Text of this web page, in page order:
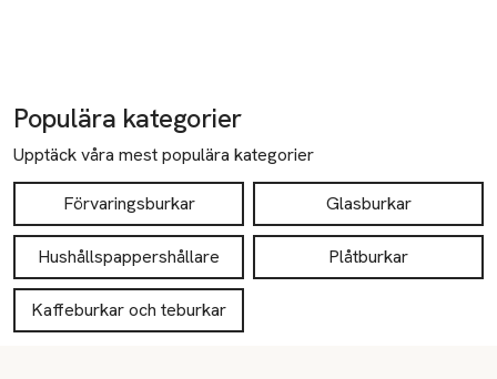
Populära kategorier
Upptäck våra mest populära kategorier
Förvaringsburkar Glasburkar
Hushållspappershållare Plåtburkar
Kaffeburkar och teburkar